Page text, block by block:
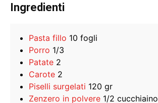
Ingredienti
Pasta fillo 10 fogli
Porro 1/3
Patate 2
Carote 2
Piselli surgelati 120 gr
Zenzero in polvere 1/2 cucchiaino